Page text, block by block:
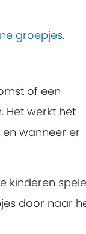
groepjes.
of een
Het werkt het
wanneer er
kinderen
door naar